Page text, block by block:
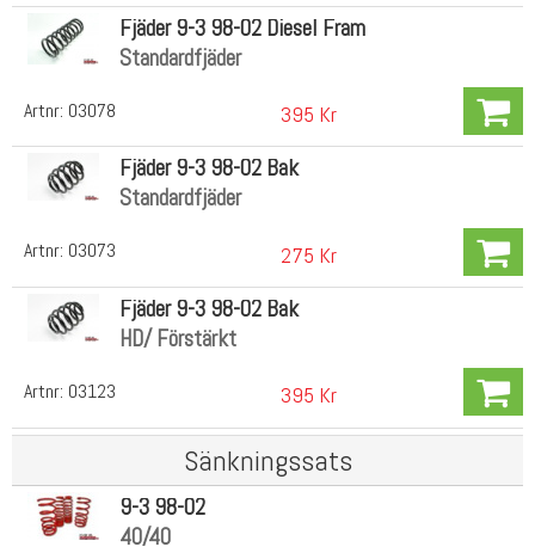
Artnr: 03078
Fjäder 9-3 98-02 Diesel Fram
Standardfjäder
395 Kr
Artnr: 03073
Fjäder 9-3 98-02 Bak
Standardfjäder
275 Kr
Artnr: 03123
Fjäder 9-3 98-02 Bak
HD/ Förstärkt
395 Kr
Sänkningssats
9-3 98-02
40/40